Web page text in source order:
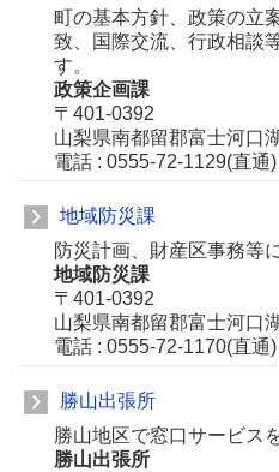
町の基本方針、政策の立
致、国際交流、行政相談
す。
政策企画課
〒401-0392
山梨県南都留郡富士河口
電話 : 0555-72-1129(直通)
地域防災課
防災計画、財産区事務等
地域防災課
〒401-0392
山梨県南都留郡富士河口
電話 : 0555-72-1170(直通)
勝山出張所
勝山地区で窓口サービス
勝山出張所